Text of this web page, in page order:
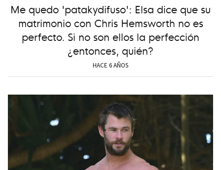
Me quedo 'patakydifuso': Elsa dice que su
matrimonio con Chris Hemsworth no es
perfecto. Si no son ellos la perfección
¿entonces, quién?
HACE 6 AÑOS